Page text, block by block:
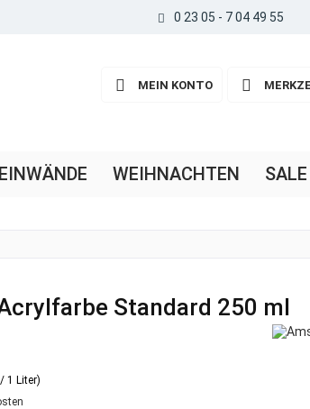
0 23 05 - 7 04 49 55
MEIN KONTO
WEIHNACHTEN SALE
Standard 250 ml
1 Liter)